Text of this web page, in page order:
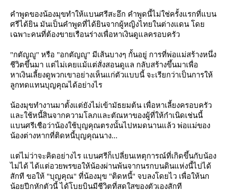
คำพูดของน้องมุขทำให้แบนศรีสะอึก คำพูดนี้ไม่ใช่ครั้งแรกที่แบน
ศรีได้ยิน มันเป็นคำพูดที่ได้ยินจากผู้หญิงไทยในต่างแดน โด
เฉพาะคนที่ต้องขายเรือนร่างเพื่อหาเงินดูแลครอบครัว
"กตัญญู" หรือ "อกตัญญู" มีเส้นบางๆ กั้นอยู่ การที่พ่อแม่สร้างหนึ่ง
ชีวิตขึ้นมา แต่ไม่เคยแม้แต่สั่งสอนดูแล กลับสร้างขึ้นมาเพื่อ
หาเงินเลี้ยงดูพวกเขาอย่างเห็นแก่ตัวแบบนี้ จะเรียกว่าเป็นการให้
ลูกทดแทนบุญคุณได้อย่างไร
น้องมุขทำงานมาตั้งแต่ยังไม่เข้ามัธยมต้น เพื่อหาเลี้ยงครอบครัว
ละใช้หนี้สินจากความโลภและตัณหาของผู้ที่ให้กำเนิดเช่นนี้
บนศรีเชือว่าน้องใช้บุญคุณตรงนั้นไปหมดนานแล้ว พ่อแม่ของ
น้องต่างหากที่ติดหนี้บุญคุณนาง...
ต่ไม่ว่าจะคิดอย่างไร แบนศรีก็เปลี่ยนเหตุการณ์ที่เกิดขึ้นกับน้อง
ไม่ได้ ได้แต่อวยพรขอให้น้องผ่านพ้นจากนรกบนดินแห่งนี้ไปได้
สักที ขอให้ "บุญคุณ" ที่น้องมุข "ติดหนี้" จบลงโดยไว เพื่อให้นก
น้อยปีกหักตัวนี้ ได้โบยบินมีชีวิตที่สดใสของตัวเองสักที